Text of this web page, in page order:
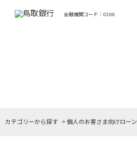
金融機関コード：0166
カテゴリーから探す > 個人のお客さま向けローン